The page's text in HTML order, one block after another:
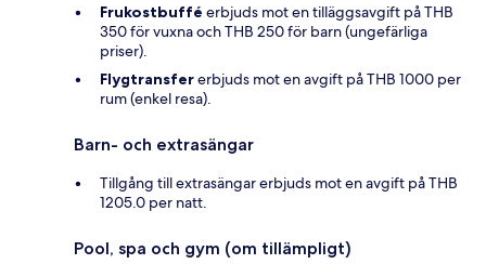
Frukostbuffé erbjuds mot en tilläggsavgift på THB
350 för vuxna och THB 250 för barn (ungefärliga
priser).
Flygtransfererbjuds mot en avgift på THB 1000 per
rum (enkel resa).
Barn- och extrasängar
Tillgång till extrasängar erbjuds mot en avgift på THB
1205.0 per natt.
Pool, spa och gym (om tillämpligt)